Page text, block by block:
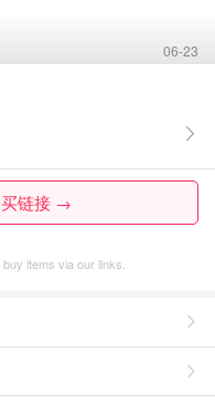
06-23
买链接 →
items via our links.